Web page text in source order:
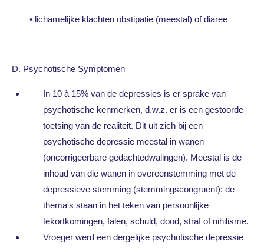
• lichamelijke klachten obstipatie (meestal) of diaree
D. Psychotische Symptomen
In 10 à 15% van de depressies is er sprake van
psychotische kenmerken, d.w.z. er is een gestoorde
toetsing van de realiteit. Dit uit zich bij een
psychotische depressie meestal in wanen
(oncorrigeerbare gedachtedwalingen). Meestal is de
inhoud van die wanen in overeenstemming met de
depressieve stemming (stemmingscongruent): de
thema's staan in het teken van persoonlijke
tekortkomingen, falen, schuld, dood, straf of nihilisme.
Vroeger werd een dergelijke psychotische depressie